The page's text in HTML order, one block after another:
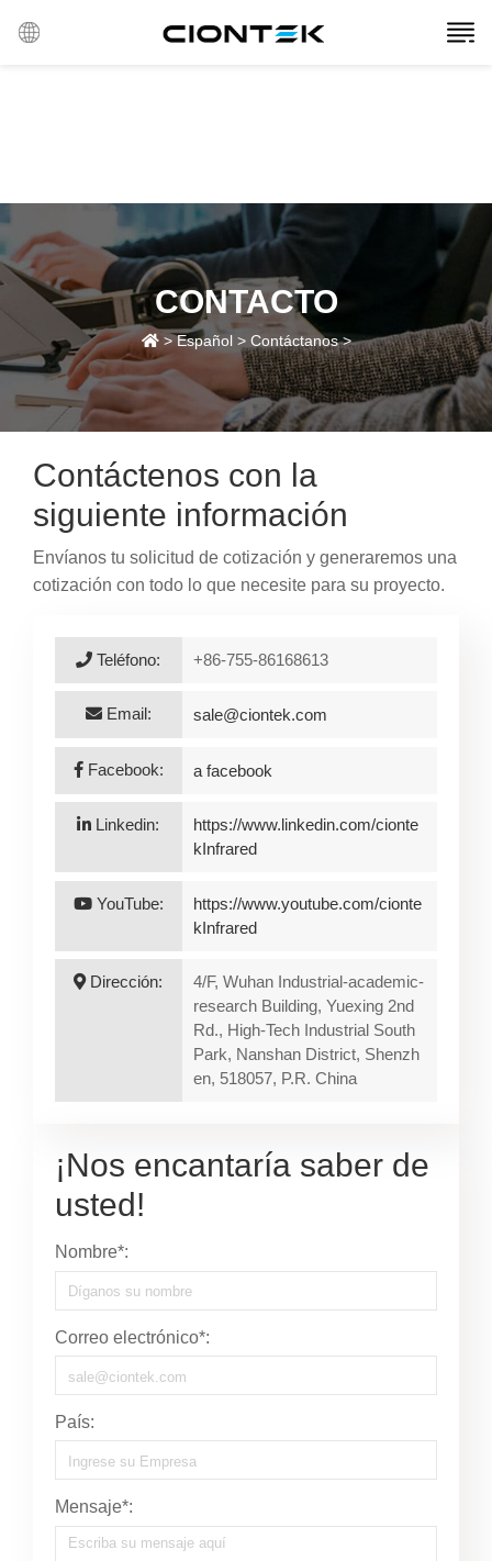
CONTACTO
>Español> Contáctanos>
Contáctenos con la
siguiente información
Envíanos tu solicitud de cotización y generaremos una
cotización con todo lo que necesite para su proyecto.
Teléfono: +86-755-86168613
Email: sale@ciontek.com
Facebook: a facebook
Linkedin:
https://www.linkedin.com/cionte
kInfrared
YouTube:
https://www.youtube.com/cionte
kInfrared
Dirección:
4/F, Wuhan Industrial-academic-
research Building, Yuexing 2nd
Rd., High-Tech Industrial South
Park, Nanshan District, Shenzh
en, 518057, P.R. China
¡Nos encantaría saber de
usted!
Nombre*:
Correo electrónico*:
País:
Mensaje*: